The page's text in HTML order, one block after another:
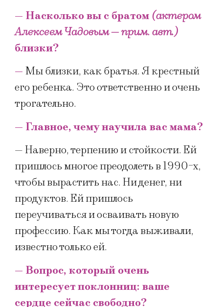
— Насколько вы с братом (актером
Алексеем Чадовым — прим. авт.)
близки?
— Мы близки, как братья. Я крестный
его ребенка. Это ответственно и очень
трогательно.
— Главное, чему научила вас мама?
— Наверно, терпению и стойкости. Ей
пришлось многое преодолеть в 1990-х,
чтобы вырастить нас. Ни денег, ни
продуктов. Ей пришлось
переучиваться и осваивать новую
профессию. Как мы тогда выживали,
известно только ей.
— Вопрос, который очень
интересует поклонниц: ваше
сердце сейчас свободно?